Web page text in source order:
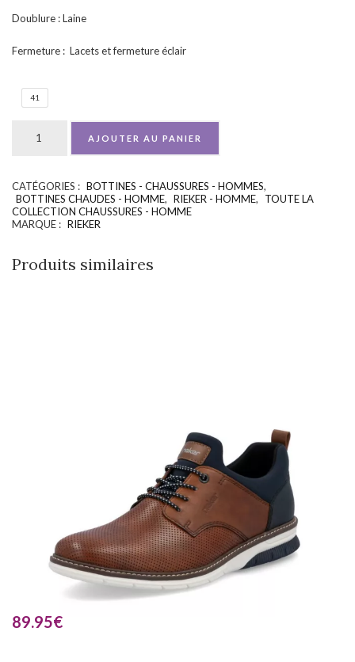
Doublure : Laine
Fermeture : Lacets et fermeture éclair
41
AJOUTER AU PANIER
CATÉGORIES : BOTTINES - CHAUSSURES - HOMMES,
BOTTINES CHAUDES - HOMME, RIEKER - HOMME,
TOUTE LA
COLLECTION CHAUSSURES - HOMME
MARQUE : RIEKER
Produits similaires
89.95€